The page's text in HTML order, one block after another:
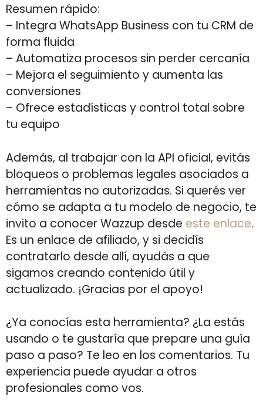
Resumen rápido:
– Integra WhatsApp Business con tu CRM de
forma fluida
– Automatiza procesos sin perder cercanía
– Mejora el seguimiento y aumenta las
conversiones
– Ofrece estadísticas y control total sobre
tu equipo
Además, al trabajar con la API oficial, evitás
bloqueos o problemas legales asociados a
herramientas no autorizadas. Si querés ver
cómo se adapta a tu modelo de negocio, te
invito a conocer Wazzup desde este enlace.
Es un enlace de afiliado, y si decidís
contratarlo desde allí, ayudás a que
sigamos creando contenido útil y
actualizado. ¡Gracias por el apoyo!
¿Ya conocías esta herramienta? ¿La estás
usando o te gustaría que prepare una guía
paso a paso? Te leo en los comentarios. Tu
experiencia puede ayudar a otros
profesionales como vos.